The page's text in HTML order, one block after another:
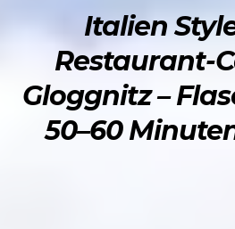
Italien
Restaurant-
Gloggnitz –
50–60